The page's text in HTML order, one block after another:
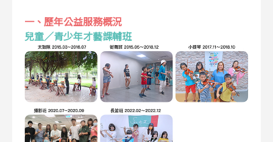
一、歷年公益服務概況
兒童／青少年才藝課輔班